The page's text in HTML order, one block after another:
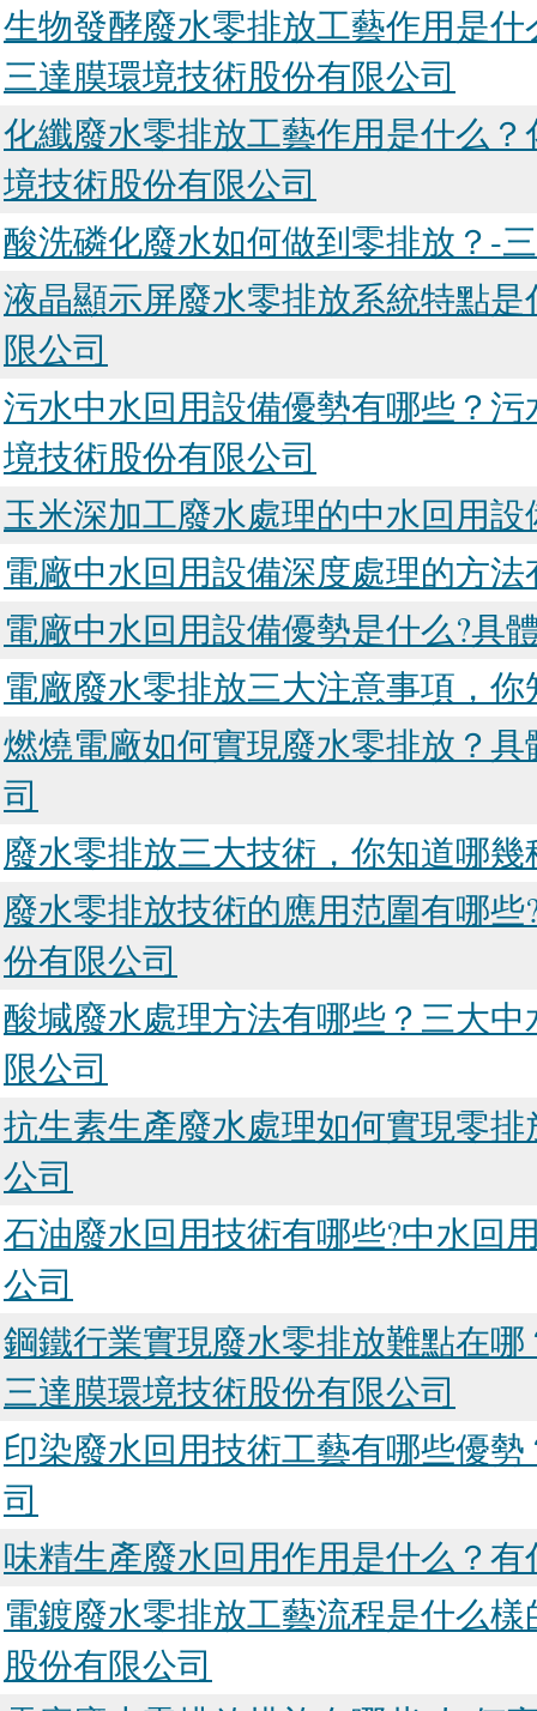
生物發酵廢水零排放工藝作用是
三達膜環境技術股份有限公司
化纖廢水零排放工藝作用是什么
境技術股份有限公司
酸洗磷化廢水如何做到零排放？-
液晶顯示屏廢水零排放系統特點
限公司
污水中水回用設備優勢有哪些？
境技術股份有限公司
玉米深加工廢水處理的中水回用
電廠中水回用設備深度處理的方
電廠中水回用設備優勢是什么?具
電廠廢水零排放三大注意事項，
燃燒電廠如何實現廢水零排放？
司
廢水零排放三大技術，你知道哪
廢水零排放技術的應用范圍有哪
份有限公司
酸堿廢水處理方法有哪些？三大
限公司
抗生素生產廢水處理如何實現零
公司
石油廢水回用技術有哪些?中水回
公司
鋼鐵行業實現廢水零排放難點在
三達膜環境技術股份有限公司
印染廢水回用技術工藝有哪些優
司
味精生產廢水回用作用是什么？
電鍍廢水零排放工藝流程是什么
股份有限公司